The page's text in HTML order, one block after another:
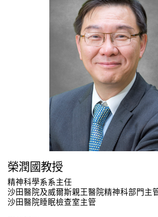
榮潤國教授
精神科學系系主任
沙田醫院及威爾斯親王醫院精神科部門主
沙田醫院睡眠檢查室主管